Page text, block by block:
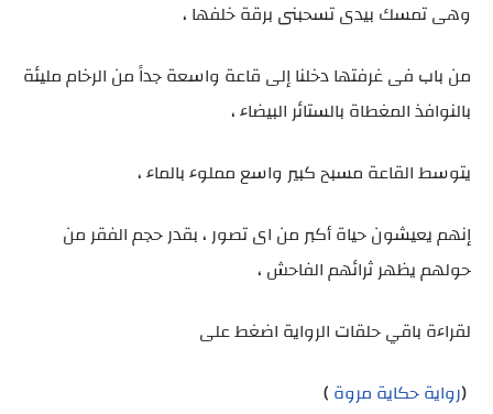
وهى تمسك بيدى تسحبنى برقة خلفها ،
من باب فى غرفتها دخلنا إلى قاعة واسعة جداً من الرخام مليئة
بالنوافذ المغطاة بالستائر البيضاء ،
يتوسط القاعة مسبح كبير واسع مملوء بالماء ،
إنهم يعيشون حياة أكبر من اى تصور ، بقدر حجم الفقر من
حولهم يظهر ثرائهم الفاحش ،
لقراءة باقي حلقات الرواية اضغط على
(رواية حكاية مروة )